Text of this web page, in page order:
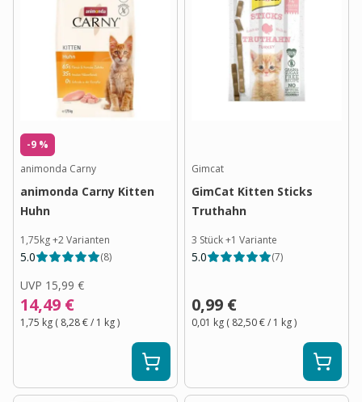
-9 %
animonda Carny
animonda Carny Kitten
Huhn
1,75kg+2Varianten
5.0 (8)
UVP 15,99 €
14,49 €
1,75 kg ( 8,28 €/ 1 kg)
Gimcat
GimCat Kitten Sticks
Truthahn
3 Stück+1 Variante
5.0 (7)
0,99 €
0,01 kg ( 82,50 €/ 1 kg)